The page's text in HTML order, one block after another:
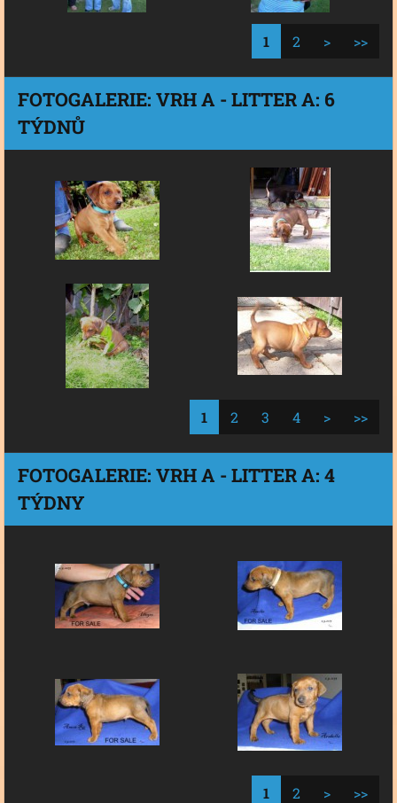
1 2 > >>
FOTOGALERIE: VRH A - LITTER A: 6
TÝDNŮ
1 2 3 4 > >>
FOTOGALERIE: VRH A - LITTER A: 4
TÝDNY
1 2 > >>